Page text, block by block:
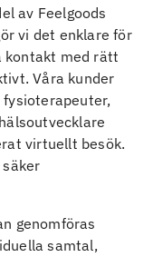
av Feelgoods
vi det enklare för
kontakt med rätt
Våra kunder
fysioterapeuter,
virtuellt besök.
genomföras
samtal,